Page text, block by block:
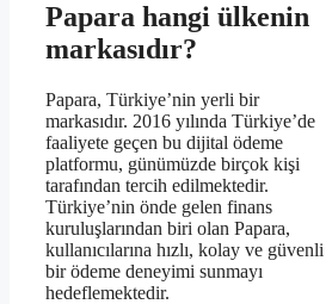
Papara hangi ülkenin
markasıdır?
Papara, Türkiye’nin yerli bir
markasıdır. 2016 yılında Türkiye’de
faaliyete geçen bu dijital ödeme
platformu, günümüzde birçok kişi
tarafından tercih edilmektedir.
Türkiye’nin önde gelen finans
kuruluşlarından biri olan Papara,
kullanıcılarına hızlı, kolay ve güvenli
bir ödeme deneyimi sunmayı
hedeflemektedir.